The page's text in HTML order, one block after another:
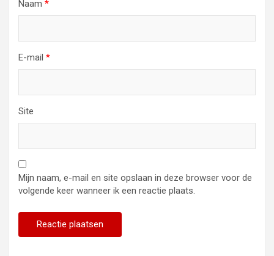
Naam *
E-mail *
Site
Mijn naam, e-mail en site opslaan in deze browser voor de
volgende keer wanneer ik een reactie plaats.